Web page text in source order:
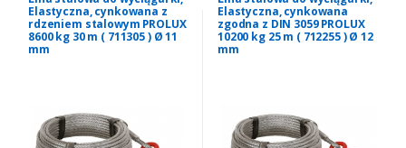
Elastyczna, cynkowana z
rdzeniem stalowym PROLUX
8600 kg 30 m ( 711305 ) Ø 11
mm
Elastyczna, cynkowana
zgodna z DIN 3059 PROLUX
10200 kg 25 m ( 712255 ) Ø 12
mm